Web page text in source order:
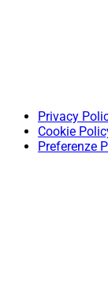
Privacy
Cookie
Preferenze